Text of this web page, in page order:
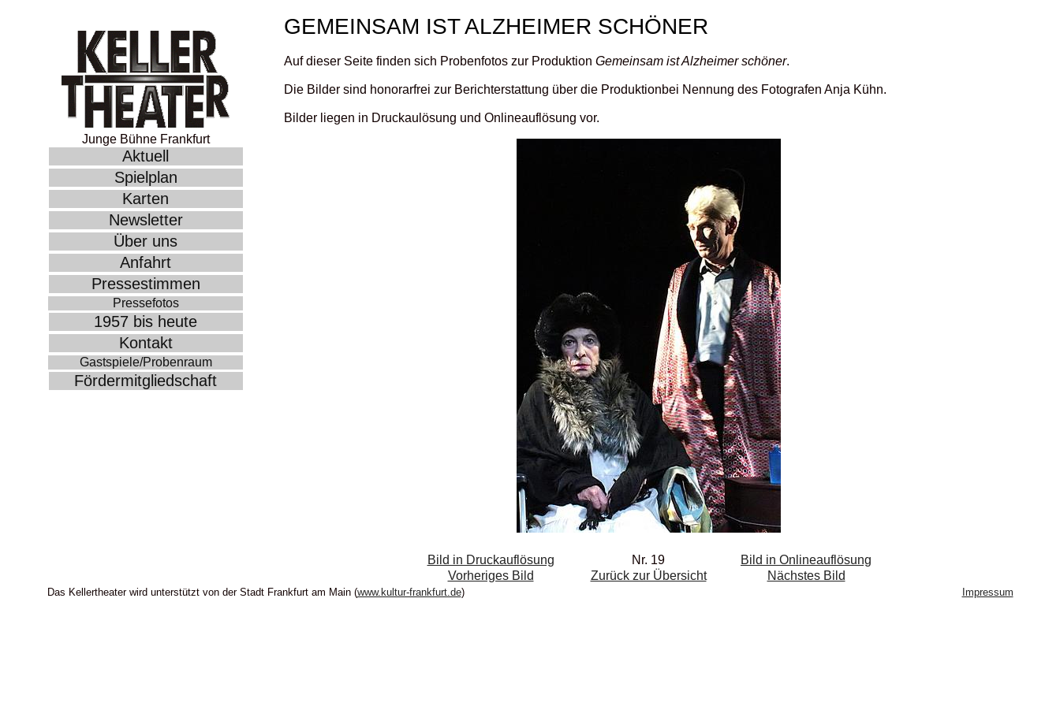
Junge Bühne Frankfurt
Aktuell
Spielplan
Karten
Newsletter
Über uns
Anfahrt
Pressestimmen
Pressefotos
1957 bis heute
Kontakt
Gastspiele/Probenraum
Fördermitgliedschaft
GEMEINSAM IST ALZHEIMER SCHÖNER
Auf dieser Seite finden sich Probenfotos zur Produktion Gemeinsam ist Alzheimer schöner.
Die Bilder sind honorarfrei zur Berichterstattung über die Produktionbei Nennung des Fotografen Anja Kühn.
Bilder liegen in Druckaulösung und Onlineauflösung vor.
Bild in Druckauflösung Nr. 19
Bild in Onlineauflösung
Vorheriges Bild
Zurück zur Übersicht Nächstes Bild
Das Kellertheater wird unterstützt von der Stadt Frankfurt am Main (www.kultur-frankfurt.de) Impressum